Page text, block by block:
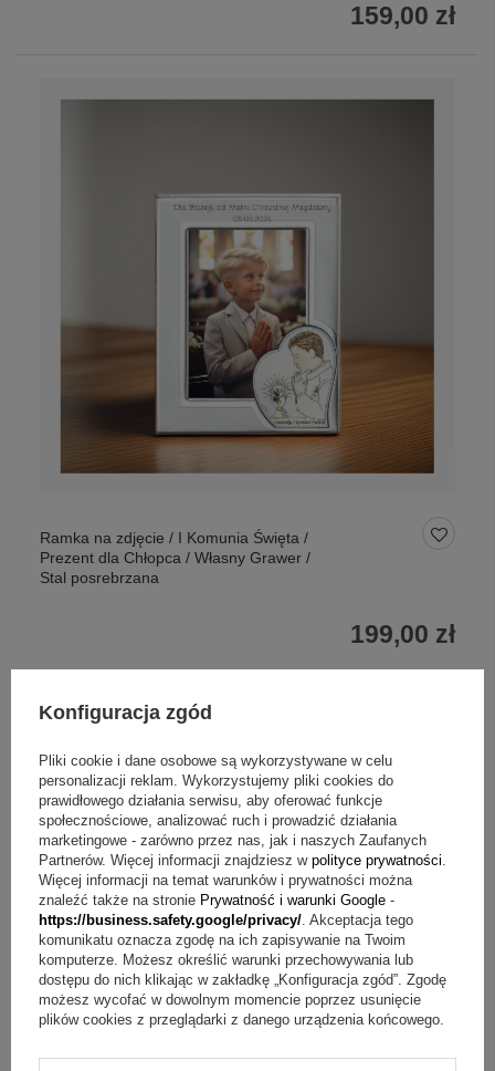
159,00 zł
Ramka na zdjęcie / I Komunia Święta /
Prezent dla Chłopca / Własny Grawer /
Stal posrebrzana
199,00 zł
Konfiguracja zgód
Pliki cookie i dane osobowe są wykorzystywane w celu
personalizacji reklam. Wykorzystujemy pliki cookies do
prawidłowego działania serwisu, aby oferować funkcje
społecznościowe, analizować ruch i prowadzić działania
marketingowe - zarówno przez nas, jak i naszych Zaufanych
Partnerów. Więcej informacji znajdziesz w polityce prywatności.
Więcej informacji na temat warunków i prywatności można
znaleźć także na stronie Prywatność i warunki Google -
https://business.safety.google/privacy/. Akceptacja tego
komunikatu oznacza zgodę na ich zapisywanie na Twoim
komputerze. Możesz określić warunki przechowywania lub
dostępu do nich klikając w zakładkę „Konfiguracja zgód”. Zgodę
możesz wycofać w dowolnym momencie poprzez usunięcie
plików cookies z przeglądarki z danego urządzenia końcowego.